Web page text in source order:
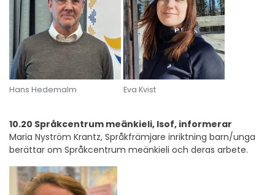
Hans Hedemalm Eva Kvist
10.20 Språkcentrum meänkieli, Isof, informerar
Maria Nyström Krantz, Språkfrämjare inriktning barn/unga
berättar om Språkcentrum meänkieli och deras arbete.